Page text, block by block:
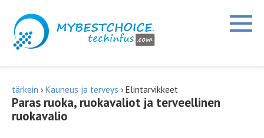
sisältöön
tärkein › Kauneus ja terveys › Elintarvikkeet
Paras ruoka, ruokavaliot ja terveellinen
ruokavalio